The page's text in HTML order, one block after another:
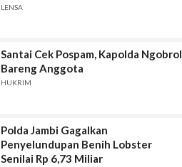
LENSA
Santai Cek Pospam, Kapolda Ngobrol
Bareng Anggota
HUKRIM
Polda Jambi Gagalkan
Penyelundupan Benih Lobster
Senilai Rp 6,73 Miliar